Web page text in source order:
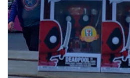
Agrega tu producto al
pagar con Meses sin
En tu cuenta de
la cantidad de meses
3 Paga mes a mes con
débito u otros medios.
Crédito sujeto a